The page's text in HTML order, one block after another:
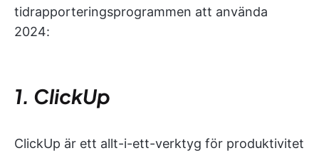
tidrapporteringsprogrammen att använda
2024:
1. ClickUp
ClickUp är ett allt-i-ett-verktyg för produktivitet